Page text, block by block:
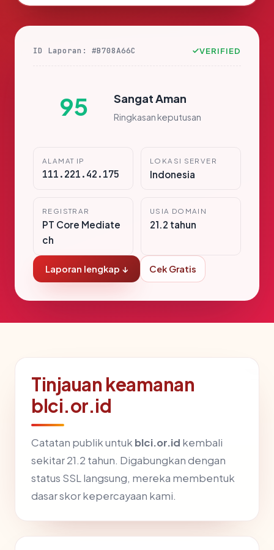
ID Laporan: #B708A66C VERIFIED
95 Sangat Aman
Ringkasan keputusan
ALAMAT IP
111.221.42.175
LOKASI SERVER
Indonesia
REGISTRAR
PT Core Mediate
ch
USIA DOMAIN
21.2 tahun
Laporan lengkap ↓ Cek Gratis
Tinjauan keamanan
blci.or.id
Catatan publik untukblci.or.id kembali
sekitar 21.2 tahun. Digabungkan dengan
status SSL langsung, mereka membentuk
dasar skor kepercayaan kami.